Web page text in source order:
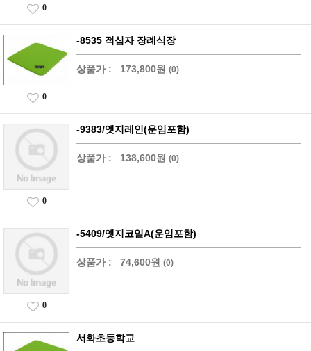
0
-8535 적십자 장례식장
상품가 : 173,800원 (0)
0
-9383/엣지레인(운임포함)
상품가 : 138,600원 (0)
0
-5409/엣지코일A(운임포함)
상품가 : 74,600원 (0)
0
서화초등학교